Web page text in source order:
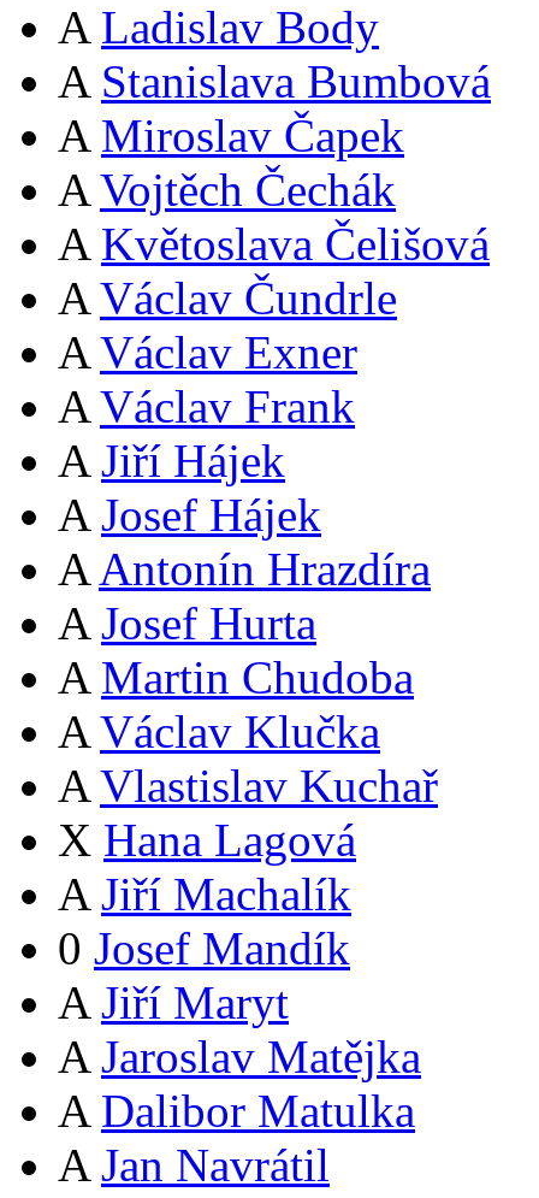
A Ladislav Body
A Stanislava Bumbová
A Miroslav Čapek
A Vojtěch Čechák
A Květoslava Čelišová
A Václav Čundrle
A Václav Exner
A Václav Frank
A Jiří Hájek
A Josef Hájek
A Antonín Hrazdíra
A Josef Hurta
A Martin Chudoba
A Václav Klučka
A Vlastislav Kuchař
X Hana Lagová
A Jiří Machalík
0 Josef Mandík
A Jiří Maryt
A Jaroslav Matějka
A Dalibor Matulka
A Jan Navrátil